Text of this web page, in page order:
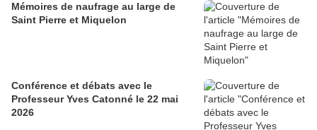
Mémoires de naufrage au large de
Saint Pierre et Miquelon
Conférence et débats avec le
Professeur Yves Catonné le 22 mai
2026